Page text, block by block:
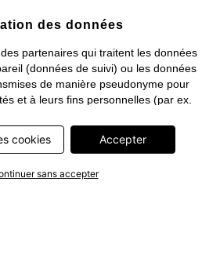
des données
partenaires qui traitent les données
(données de suivi) ou les données
de manière pseudonyme pour
et à leurs fins personnelles (par ex.
la collecte des données de suivi ou la
pseudonymisées mais également
Les données de suivi seront alors
cookies Accepter
sans accepter